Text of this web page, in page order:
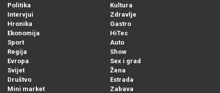
Politika
Intervjui
Hronika
Ekonomija
Sport
Regija
Evropa
Svijet
Društvo
Mini market
Kultura
Zdravlje
Gastro
HiTec
Auto
Show
Sex i grad
Žena
Estrada
Zabava